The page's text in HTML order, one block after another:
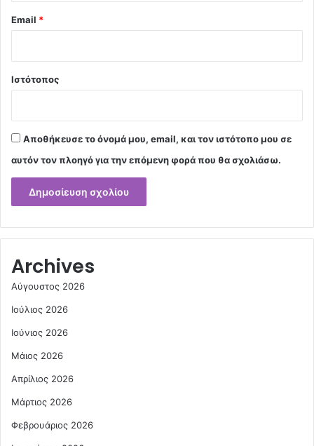
Email *
Ιστότοπος
Αποθήκευσε το όνομά μου, email, και τον ιστότοπο μου σε
αυτόν τον πλοηγό για την επόμενη φορά που θα σχολιάσω.
Archives
Αύγουστος 2026
Ιούλιος 2026
Ιούνιος 2026
Μάιος 2026
Απρίλιος 2026
Μάρτιος 2026
Φεβρουάριος 2026